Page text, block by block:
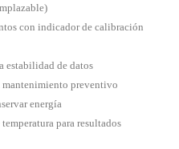
con indicador de calibración
estabilidad de datos
mantenimiento preventivo
energía
para resultados